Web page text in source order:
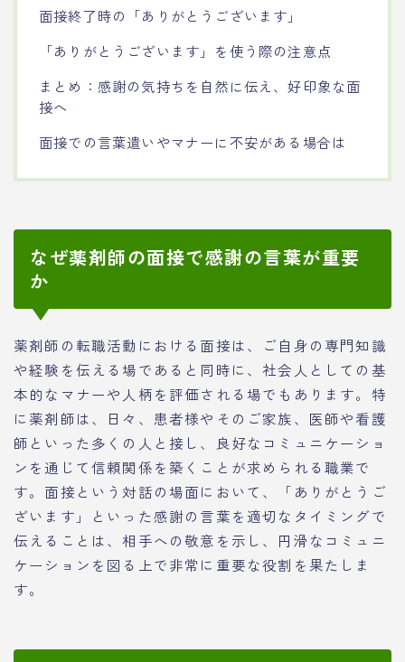
面接終了時の「ありがとうございます」
「ありがとうございます」を使う際の注意点
まとめ：感謝の気持ちを自然に伝え、好印象な面
接へ
面接での言葉遣いやマナーに不安がある場合は
なぜ薬剤師の面接で感謝の言葉が重要
か
薬剤師の転職活動における面接は、ご自身の専門知識
や経験を伝える場であると同時に、社会人としての基
本的なマナーや人柄を評価される場でもあります。特
に薬剤師は、日々、患者様やそのご家族、医師や看護
師といった多くの人と接し、良好なコミュニケーショ
ンを通じて信頼関係を築くことが求められる職業で
す。面接という対話の場面において、「ありがとうご
ざいます」といった感謝の言葉を適切なタイミングで
伝えることは、相手への敬意を示し、円滑なコミュニ
ケーションを図る上で非常に重要な役割を果たしま
す。